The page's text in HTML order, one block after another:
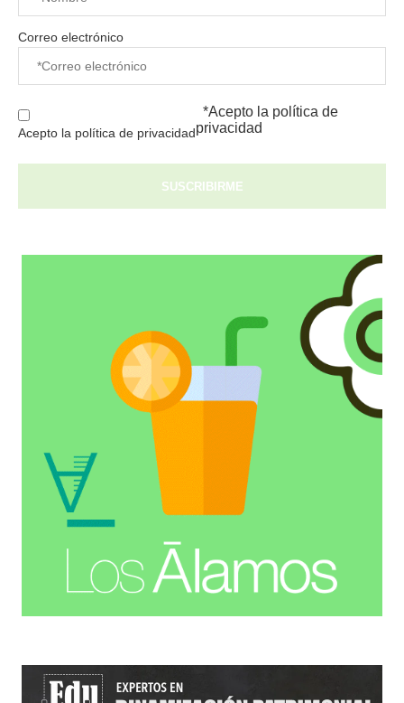
Correo electrónico
Acepto la política de privacidad
*Acepto la política de
privacidad